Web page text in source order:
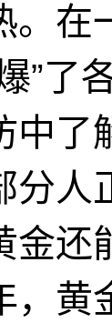
。在
”了
中了
分人
还能
，黄